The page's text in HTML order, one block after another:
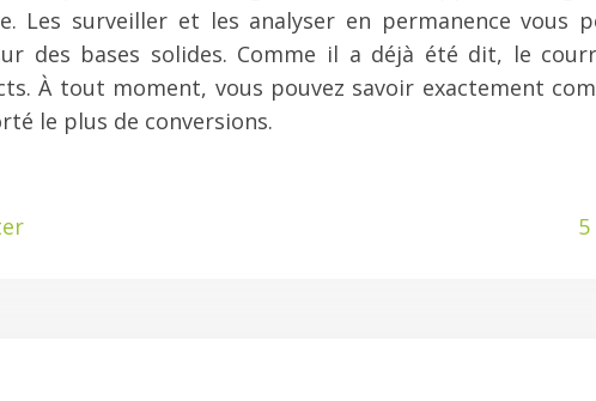
Les surveiller et les analyser en permanence vous
des bases solides. Comme il a déjà été dit, le
À tout moment, vous pouvez savoir exactement
le plus de conversions.